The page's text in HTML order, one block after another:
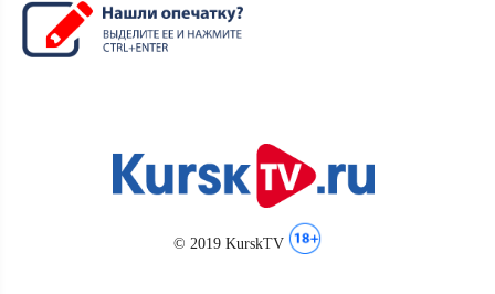
© 2019 KurskTV